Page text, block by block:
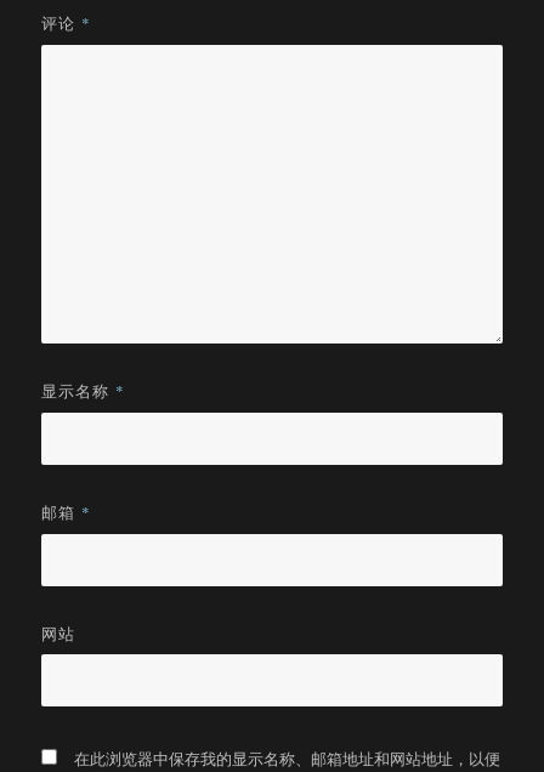
评论 *
显示名称 *
邮箱 *
网站
在此浏览器中保存我的显示名称、邮箱地址和网站地址，以便